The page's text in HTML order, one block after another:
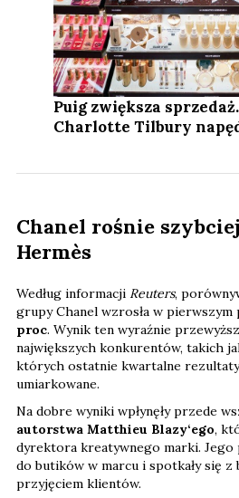
Puig zwiększa
Charlotte Tilbury
Chanel rośnie
Hermès
Według informacji Reuters,
grupy Chanel wzrosła w pierwszym
proc. Wynik ten wyraźnie
największych konkurentów, takich
których ostatnie kwartalne rezultaty
umiarkowane.
Na dobre wyniki wpłynęły przede
autorstwa Matthieu Blazy‘ego,
dyrektora kreatywnego marki.
do butików w marcu i spotkały się z
przyjęciem klientów.